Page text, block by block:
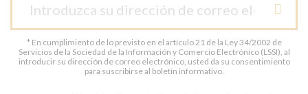
* En cumplimiento de lo previsto en el artículo 21 de la Ley 34/2002 de
Servicios de la Sociedad de la Información y Comercio Electrónico (LSSI), al
introducir su dirección de correo electrónico, usted da su consentimiento
para suscribirse al boletín informativo.